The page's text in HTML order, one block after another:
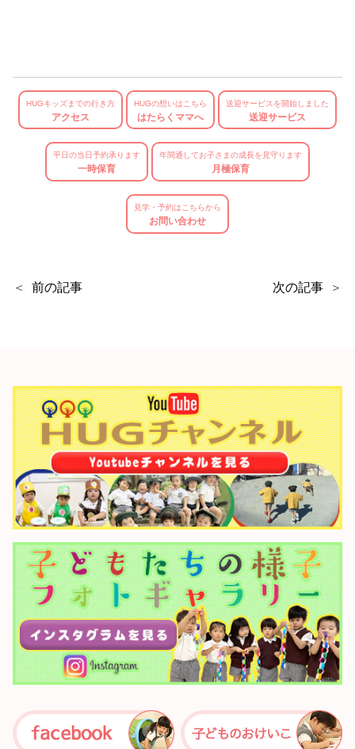
HUGキッズまでの行き方
アクセス
HUGの想いはこちら
はたらくママへ
送迎サービスを開始しました
送迎サービス
平日の当日予約承ります
一時保育
年間通してお子さまの成長を見守ります
月極保育
見学・予約はこちらから
お問い合わせ
前の記事 次の記事